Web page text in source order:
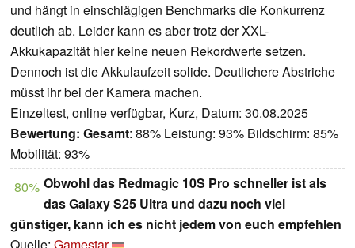
und hängt in einschlägigen Benchmarks die Konkurrenz
deutlich ab. Leider kann es aber trotz der XXL-
Akkukapazität hier keine neuen Rekordwerte setzen.
Dennoch ist die Akkulaufzeit solide. Deutlichere Abstriche
müsst ihr bei der Kamera machen.
Einzeltest, online verfügbar, Kurz, Datum: 30.08.2025
Bewertung: Gesamt: 88% Leistung: 93% Bildschirm: 85%
Mobilität: 93%
80% Obwohl das Redmagic 10S Pro schneller ist als
das Galaxy S25 Ultra und dazu noch viel
günstiger, kann ich es nicht jedem von euch empfehlen